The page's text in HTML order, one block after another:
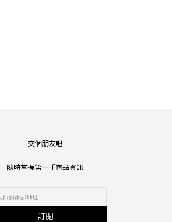
交個朋友吧
隨時掌握第一手商品資訊
訂閱